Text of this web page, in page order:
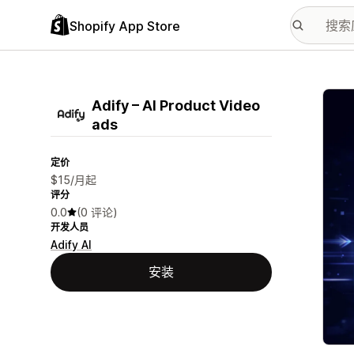
Shopify App Store
Adify – AI Product Video
ads
定价
$15/月起
评分
0.0 (0 评论)
开发人员
Adify AI
安装
配图